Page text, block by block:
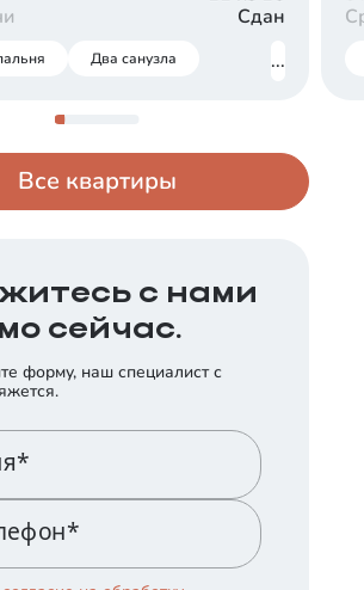
Сдан
Два санузла ...
Все квартиры
с нами
сейчас.
форму, наш специалист с